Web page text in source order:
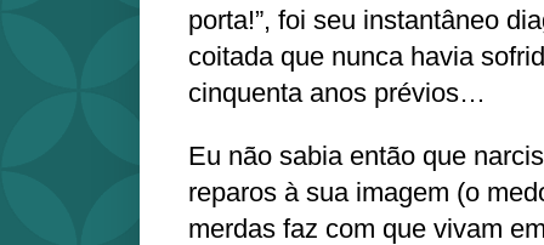
porta!”, foi seu instantâneo
coitada que nunca havia
cinquenta anos prévios…
Eu não sabia então que
reparos à sua imagem (o
merdas faz com que vivam